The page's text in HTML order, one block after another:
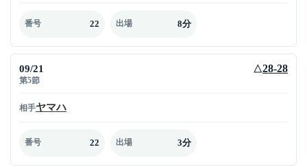
番号 22 出場 8分
09/21
第5節
△28-28
相手ヤマハ
番号 22 出場 3分